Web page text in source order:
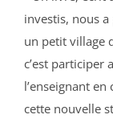
investis, nous
un petit village
c’est participer
l’enseignant
cette nouvelle